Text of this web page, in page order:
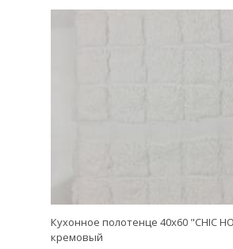
Кухонное полотенце 40х60 "CHIC
кремовый